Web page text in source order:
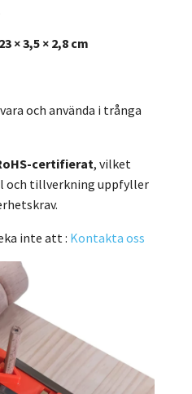
23 × 3,5 × 2,8 cm
och använda i trånga
certifierat, vilket
och tillverkning uppfyller
inte att : Kontakta oss